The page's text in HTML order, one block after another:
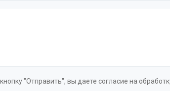
"Отправить", вы даете согласие на
того, на какой стадии она производится – ее
и даже в процессе эксплуатации.
в процессе изготовления. В этом случае
футеровка производится в уже